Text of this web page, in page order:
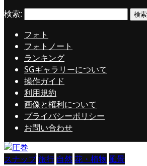
フォト
フォトノート
ランキング
SGギャラリーについて
操作ガイド
利用規約
画像と権利について
プライバシーポリシー
お問い合わせ
検索:
スナップ旅行 自然 花・植物 風景